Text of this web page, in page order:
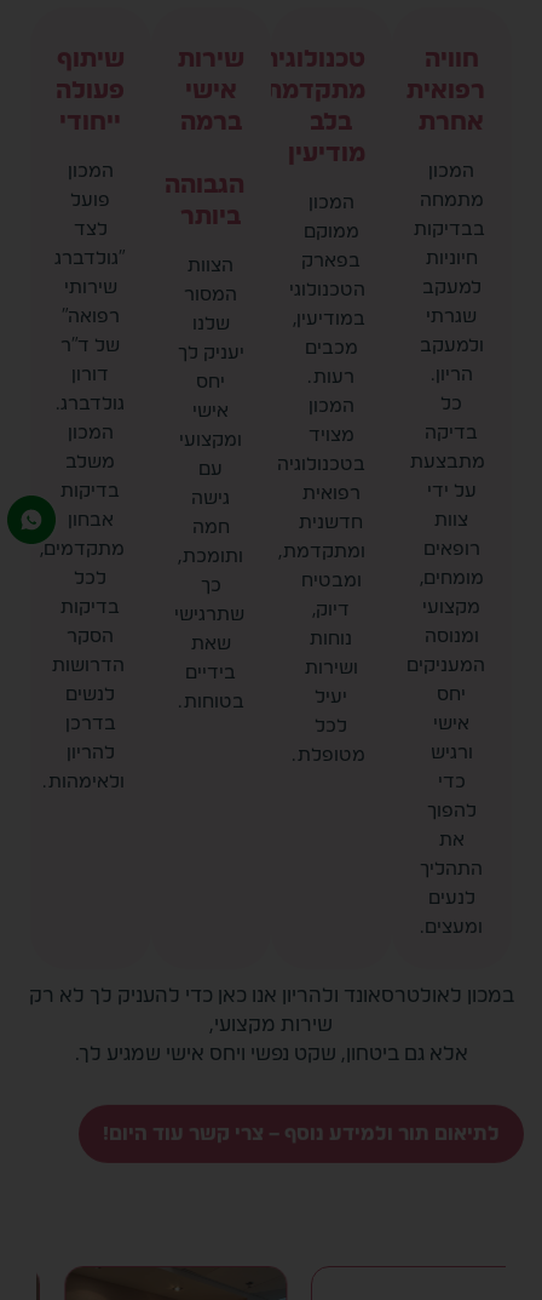
חוויה
רפואית
אחרת
המכון
מתמחה
בבדיקות
חיוניות
למעקב
שגרתי
ולמעקב
הריון.
כל
בדיקה
מתבצעת
על ידי
צוות
רופאים
מומחים,
מקצועי
ומנוסה
המעניקים
יחס
אישי
ורגיש
כדי
להפוך
את
התהליך
לנעים
ומעצים.
טכנולוגיה
מתקדמת
בלב
מודיעין
המכון
ממוקם
בפארק
הטכנולוגי
במודיעין,
מכבים
רעות.
המכון
מצויד
בטכנולוגיה
רפואית
חדשנית
ומתקדמת,
ומבטיח
דיוק,
נוחות
ושירות
יעיל
לכל
מטופלת.
שירות
אישי
ברמה
הגבוהה
ביותר
הצוות
המסור
שלנו
יעניק לך
יחס
אישי
ומקצועי
עם
גישה
חמה
ותומכת,
כך
שתרגישי
שאת
בידיים
בטוחות.
שיתוף
פעולה
ייחודי
המכון
פועל
לצד
"גולדברג
שירותי
רפואה"
של ד"ר
דורון
גולדברג.
המכון
משלב
בדיקות
אבחון
מתקדמים,
לכל
בדיקות
הסקר
הדרושות
לנשים
בדרכן
להריון
ולאימהות.
במכון לאולטרסאונד ולהריון אנו כאן כדי להעניק לך לא רק
שירות מקצועי,
אלא גם ביטחון, שקט נפשי ויחס אישי שמגיע לך.